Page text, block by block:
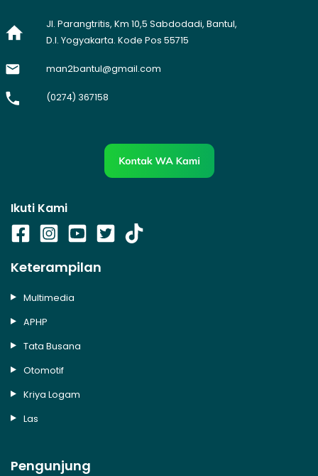
Jl. Parangtritis, Km 10,5 Sabdodadi, Bantul,
D.I. Yogyakarta. Kode Pos 55715
man2bantul@gmail.com
(0274) 367158
Ikuti Kami
Keterampilan
Multimedia
APHP
Tata Busana
Otomotif
Kriya Logam
Las
Pengunjung